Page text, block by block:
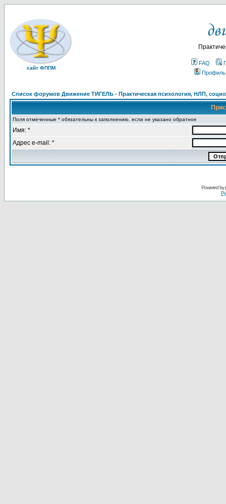
сайт ФППМ
FAQ
Профиль
Список форумов Движение ТИГЕЛЬ - Практическая психология, НЛП,
Поля отмеченные * обязательны к заполнению, если не указано обратное
Имя: *
Адрес e-mail: *
Powered by